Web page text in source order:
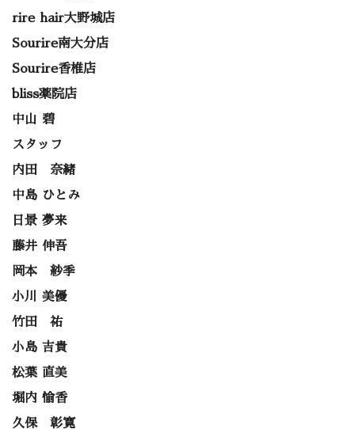
rire hair大野城店
Sourire南大分店
Sourire香椎店
bliss薬院店
中山 碧
スタッフ
内田 奈緒
中島 ひとみ
日景 夢来
藤井 伸吾
岡本 紗季
小川 美優
竹田 祐
小島 吉貴
松葉 直美
堀内 愉香
久保 彰寛